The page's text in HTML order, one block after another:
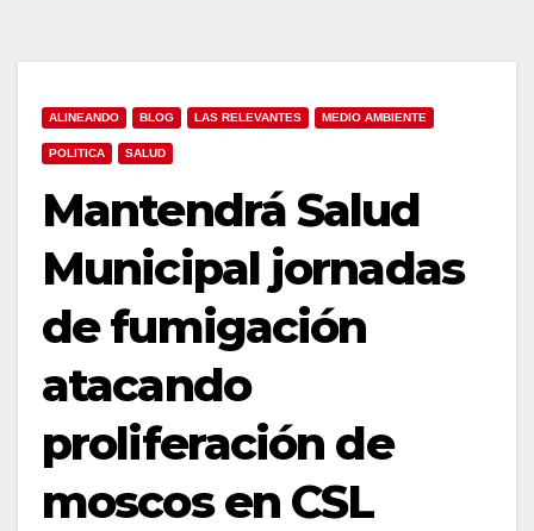
ALINEANDO BLOG LAS RELEVANTES MEDIO AMBIENTE
POLITICA SALUD
Mantendrá Salud
Municipal jornadas
de fumigación
atacando
proliferación de
moscos en CSL